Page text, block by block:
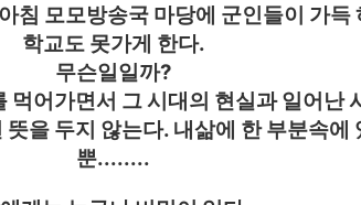
침 모모방송국 마당에 군인들이 가득
학교도 못가게 한다.
무슨일일까?
어가면서 그 시대의 현실과 일어난
을 두지 않는다. 내삶에 한 부분속에
뿐........